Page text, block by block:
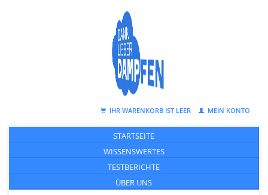
IHR WARENKORB IST LEER MEIN KONTO
STARTSEITE
WISSENSWERTES
TESTBERICHTE
ÜBER UNS